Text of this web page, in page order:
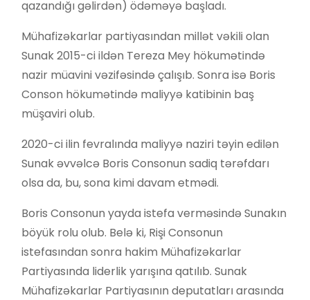
qazandığı gəlirdən) ödəməyə başladı.
Mühafizəkarlar partiyasından millət vəkili olan
Sunak 2015-ci ildən Tereza Mey hökumətində
nazir müavini vəzifəsində çalışıb. Sonra isə Boris
Conson hökumətində maliyyə katibinin baş
müşaviri olub.
2020-ci ilin fevralında maliyyə naziri təyin edilən
Sunak əvvəlcə Boris Consonun sadiq tərəfdarı
olsa da, bu, sona kimi davam etmədi.
Boris Consonun yayda istefa verməsində Sunakın
böyük rolu olub. Belə ki, Rişi Consonun
istefasından sonra hakim Mühafizəkarlar
Partiyasında liderlik yarışına qatılıb. Sunak
Mühafizəkarlar Partiyasının deputatları arasında